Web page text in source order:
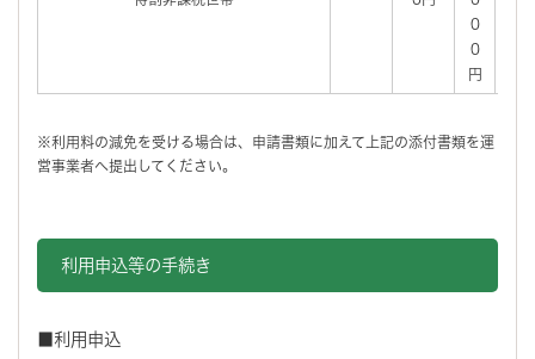
0
0
円
※利用料の減免を受ける場合は、申請書類に加えて上記の添付書類を運
営事業者へ提出してください。
利用申込等の手続き
■利用申込